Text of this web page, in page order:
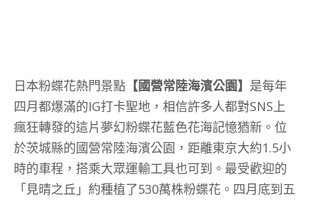
日本粉蝶花熱門景點 【國營常陸海濱公園】 是每年
四月都爆滿的IG打卡聖地，相信許多人都對SNS上
瘋狂轉發的這片夢幻粉蝶花藍色花海記憶猶新。位
於茨城縣的國營常陸海濱公園，距離東京大約1.5小
時的車程，搭乘大眾運輸工具也可到。最受歡迎的
「見晴之丘」約種植了530萬株粉蝶花。四月底到五